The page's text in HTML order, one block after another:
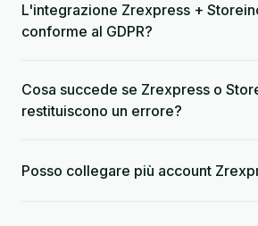
L'integrazione Zrexpress +
conforme al GDPR?
Cosa succede se Zrexpress o
restituiscono un errore?
Posso collegare più account